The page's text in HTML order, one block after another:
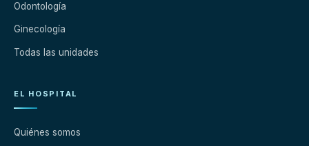
Odontología
Ginecología
Todas las unidades
EL HOSPITAL
Quiénes somos